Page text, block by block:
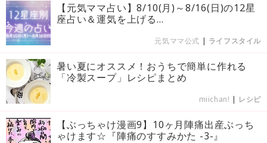
【元気ママ占い】8/10(月)～8/16(日)の12星
座占い＆運気を上げる...
元気ママ公式 | ライフスタイル
暑い夏にオススメ！おうちで簡単に作れる
「冷製スープ」レシピまとめ
miichan! | レシピ
【ぶっちゃけ漫画9】10ヶ月陣痛出産ぶっち
ゃけます☆『陣痛のすすみかた -3-』